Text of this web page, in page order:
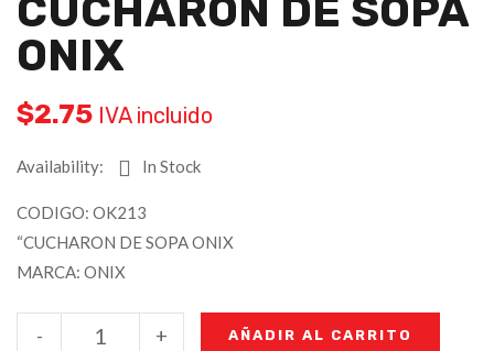
CUCHARON DE SOPA
ONIX
$2.75 IVA incluido
Availability: In Stock
CODIGO: OK213
“CUCHARON DE SOPA ONIX
MARCA: ONIX
+
- AÑADIR AL CARRITO